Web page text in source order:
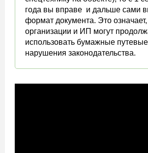
года вы вправе и дальше сами
формат документа. Это означает,
организации и ИП могут
использовать бумажные
нарушения законодательства.